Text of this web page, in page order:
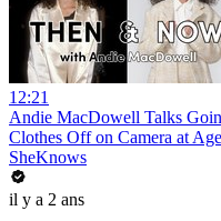
12:21
Andie MacDowell Talks
Clothes Off on Camera at
SheKnows
il y a 2 ans